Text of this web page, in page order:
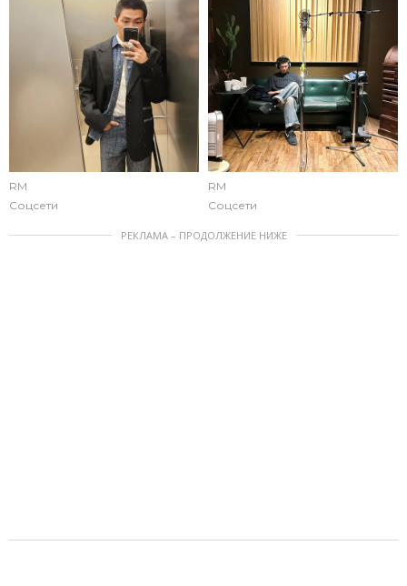
RM
Соцсети
RM
Соцсети
РЕКЛАМА – ПРОДОЛЖЕНИЕ НИЖЕ